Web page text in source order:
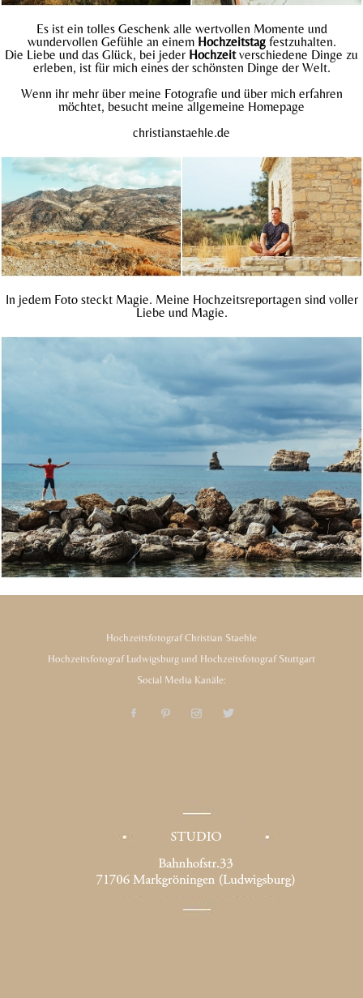
Es ist ein tolles Geschenk alle wertvollen Momente und
wundervollen Gefühle an einem Hochzeitstagfestzuhalten.
Die Liebe und das Glück, bei jeder Hochzeitverschiedene Dinge zu
erleben, ist für mich eines der schönsten Dinge der Welt.
Wenn ihr mehr über meine Fotografie und über mich erfahren
möchtet, besucht meine allgemeine Homepage
christianstaehle.de
In jedem Foto steckt Magie. Meine Hochzeitsreportagen sind voller
Liebe und Magie.
Hochzeitsfotograf Christian Staehle
Hochzeitsfotograf Ludwigsburg und Hochzeitsfotograf Stuttgart
Social Media Kanäle: